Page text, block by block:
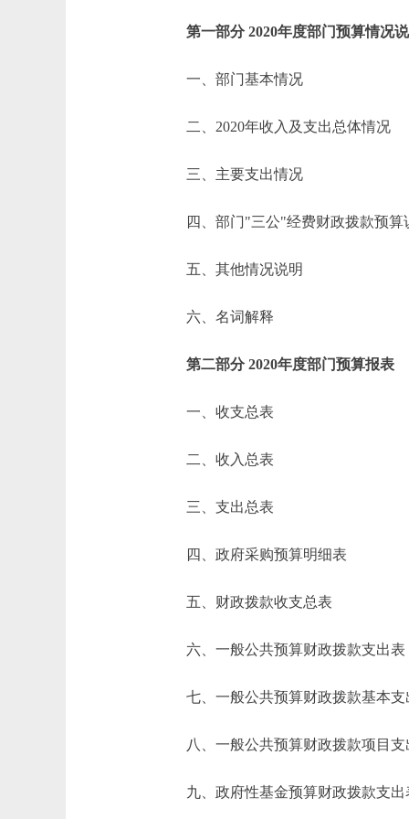
第一部分 2020年度部门预算情况说
一、部门基本情况
二、2020年收入及支出总体情况
三、主要支出情况
四、部门"三公"经费财政拨款预算
五、其他情况说明
六、名词解释
第二部分 2020年度部门预算报表
一、收支总表
二、收入总表
三、支出总表
四、政府采购预算明细表
五、财政拨款收支总表
六、一般公共预算财政拨款支出表
七、一般公共预算财政拨款基本支
八、一般公共预算财政拨款项目支
九、政府性基金预算财政拨款支出